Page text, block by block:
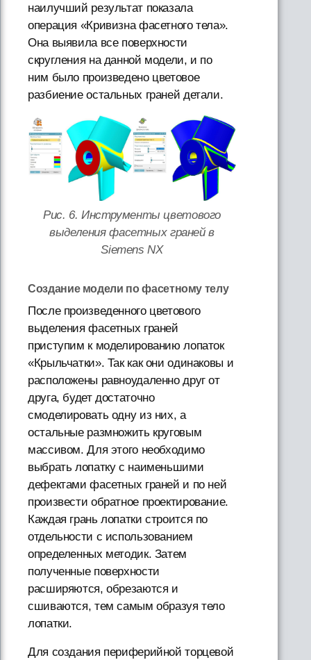
наилучший результат показала
операция «Кривизна фасетного тела».
Она выявила все поверхности
скругления на данной модели, и по
ним было произведено цветовое
разбиение остальных граней детали.
Рис. 6. Инструменты цветового
выделения фасетных граней в
Siemens NX
Создание модели по фасетному телу
После произведенного цветового
выделения фасетных граней
приступим к моделированию лопаток
«Крыльчатки». Так как они одинаковы и
расположены равноудаленно друг от
друга, будет достаточно
смоделировать одну из них, а
остальные размножить круговым
массивом. Для этого необходимо
выбрать лопатку с наименьшими
дефектами фасетных граней и по ней
произвести обратное проектирование.
Каждая грань лопатки строится по
отдельности с использованием
определенных методик. Затем
полученные поверхности
расширяются, обрезаются и
сшиваются, тем самым образуя тело
лопатки.
Для создания периферийной торцевой